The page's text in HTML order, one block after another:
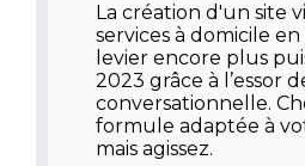
La création d'un site
services à domicile en
levier encore plus
2023 grâce à l’essor
conversationnelle.
formule adaptée à
mais agissez.